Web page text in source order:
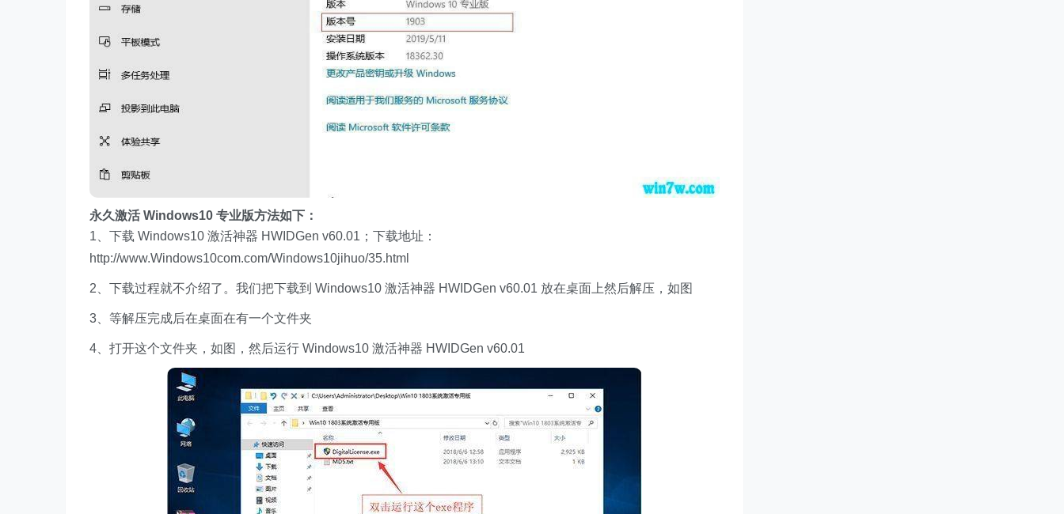
永久激活 Windows10 专业版方法如下：
1、下载 Windows10 激活神器 HWIDGen v60.01；下载地址：
http://www.Windows10com.com/Windows10jihuo/35.html
2、下载过程就不介绍了。我们把下载到 Windows10 激活神器 HWIDGen v60.01 放在桌面上然后解压，如图
3、等解压完成后在桌面在有一个文件夹
4、打开这个文件夹，如图，然后运行 Windows10 激活神器 HWIDGen v60.01